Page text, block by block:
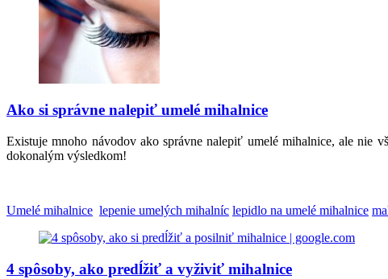
Ako si správne nalepiť umelé mihalnice
Existuje mnoho návodov ako správne nalepiť umelé mihalnice, ale nie
dokonalým výsledkom!
Umelé mihalnice lepenie umelých mihalníc lepidlo na umelé mihalnice
4 spôsoby, ako predĺžiť a vyživiť mihalnice